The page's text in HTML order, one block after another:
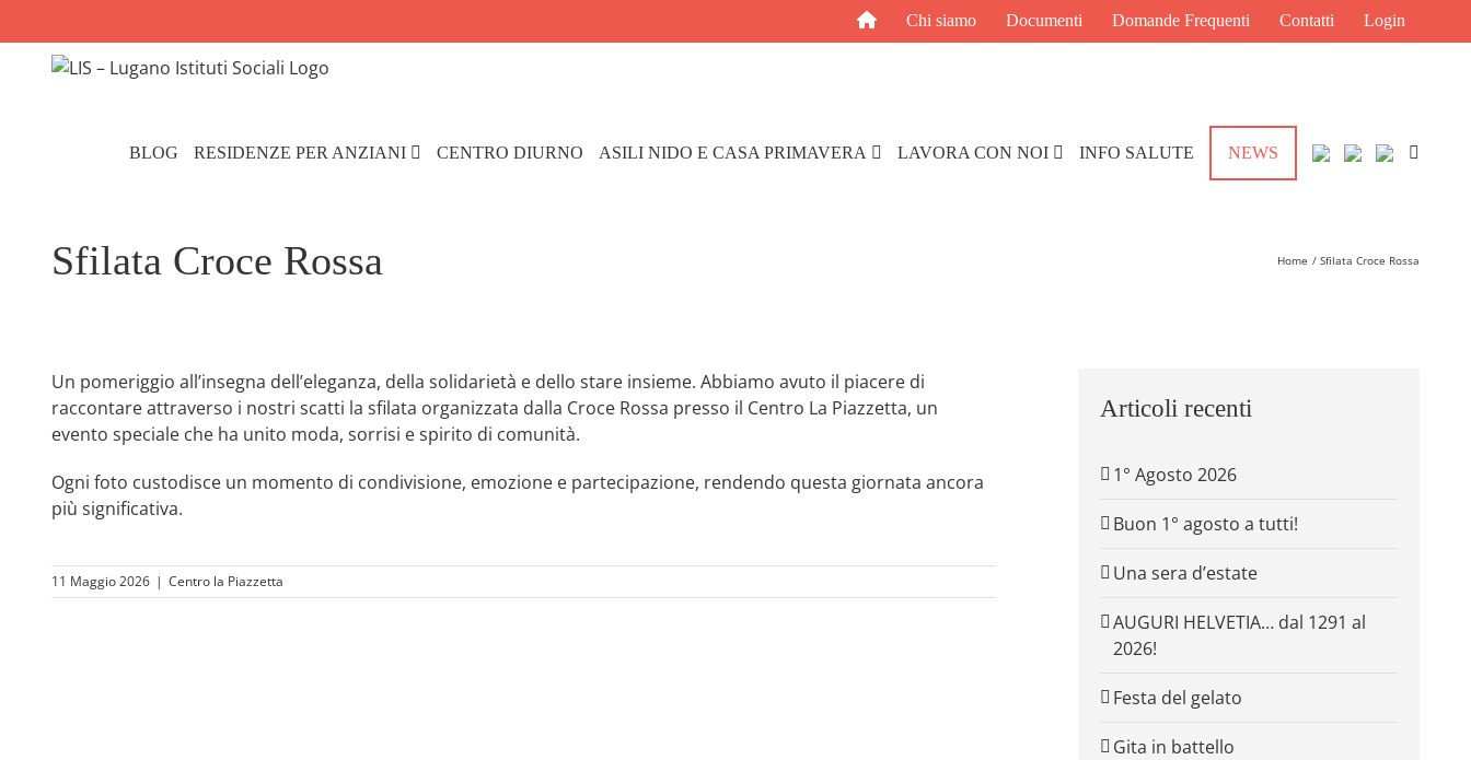
al
contenuto
Chi siamo Documenti Domande Frequenti Contatti Login
BLOG RESIDENZE PER ANZIANI CENTRO DIURNO ASILI NIDO E CASA PRIMAVERA LAVORA CON NOI INFO SALUTE NEWS
Sfilata Croce Rossa Home Sfilata Croce Rossa
Un pomeriggio all’insegna dell’eleganza, della solidarietà e dello stare insieme. Abbiamo avuto il piacere di
raccontare attraverso i nostri scatti la sfilata organizzata dalla Croce Rossa presso il Centro La Piazzetta, un
evento speciale che ha unito moda, sorrisi e spirito di comunità.
Ogni foto custodisce un momento di condivisione, emozione e partecipazione, rendendo questa giornata ancora
più significativa.
11 Maggio 2026 | Centro la Piazzetta
Articoli recenti
1° Agosto 2026
Buon 1° agosto a tutti!
Una sera d’estate
AUGURI HELVETIA… dal 1291 al
2026!
Festa del gelato
Gita in battello